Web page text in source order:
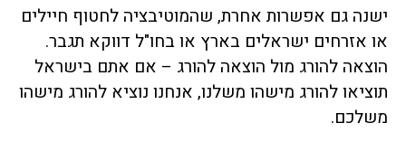
ישנה גם אפשרות אחרת, שהמוטיבציה לחטוף חיילים
או אזרחים ישראלים בארץ או בחו"ל דווקא תגבר.
הוצאה להורג מול הוצאה להורג – אם אתם בישראל
תוציאו להורג מישהו משלנו, אנחנו נוציא להורג מישהו
משלכם.